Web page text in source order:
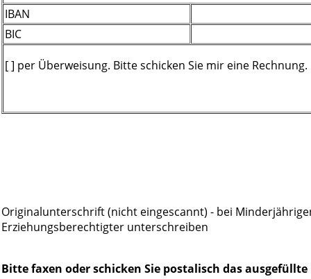
IBAN
BIC
[ ] per Überweisung. Bitte schicken Sie mir eine Rechnung.
Originalunterschrift (nicht eingescannt) - bei
Erziehungsberechtigter unterschreiben
Bitte faxen oder schicken Sie postalisch das